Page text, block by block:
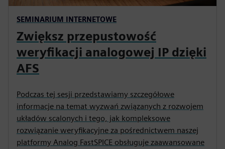
SEMINARIUM INTERNETOWE
Zwiększ przepustowość
weryfikacji analogowej IP dzięki
AFS
Podczas tej sesji przedstawiamy szczegółowe
informacje na temat wyzwań związanych z rozwojem
układów scalonych i tego, jak kompleksowe
rozwiązanie weryfikacyjne za pośrednictwem naszej
platformy Analog FastSPICE obsługuje zaawansowane